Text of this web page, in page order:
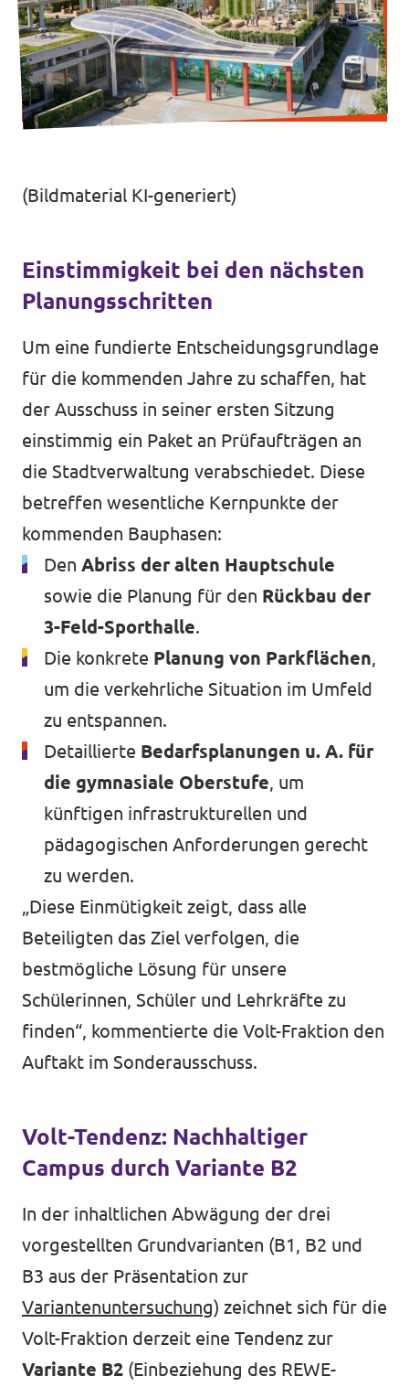
(Bildmaterial KI-generiert)
Einstimmigkeit bei den nächsten
Planungsschritten
Um eine fundierte Entscheidungsgrundlage
für die kommenden Jahre zu schaffen, hat
der Ausschuss in seiner ersten Sitzung
einstimmig ein Paket an Prüfaufträgen an
die Stadtverwaltung verabschiedet. Diese
betreffen wesentliche Kernpunkte der
kommenden Bauphasen:
Den Abriss der alten Hauptschule
sowie die Planung für den Rückbau der
3-Feld-Sporthalle.
Die konkrete Planung von Parkflächen,
um die verkehrliche Situation im Umfeld
zu entspannen.
Detaillierte Bedarfsplanungen u. A. für
die gymnasiale Oberstufe, um
künftigen infrastrukturellen und
pädagogischen Anforderungen gerecht
zu werden.
„Diese Einmütigkeit zeigt, dass alle
Beteiligten das Ziel verfolgen, die
bestmögliche Lösung für unsere
Schülerinnen, Schüler und Lehrkräfte zu
finden“, kommentierte die Volt-Fraktion den
Auftakt im Sonderausschuss.
Volt-Tendenz: Nachhaltiger
Campus durch Variante B2
In der inhaltlichen Abwägung der drei
vorgestellten Grundvarianten (B1, B2 und
B3 aus der Präsentation zur
Variantenuntersuchung) zeichnet sich für die
Volt-Fraktion derzeit eine Tendenz zur
Variante B2 (Einbeziehung des REWE-